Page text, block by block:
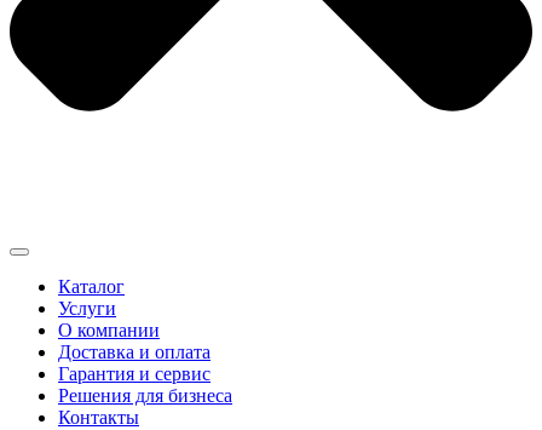
Каталог
Услуги
О компании
Доставка и оплата
Гарантия и сервис
Решения для бизнеса
Контакты